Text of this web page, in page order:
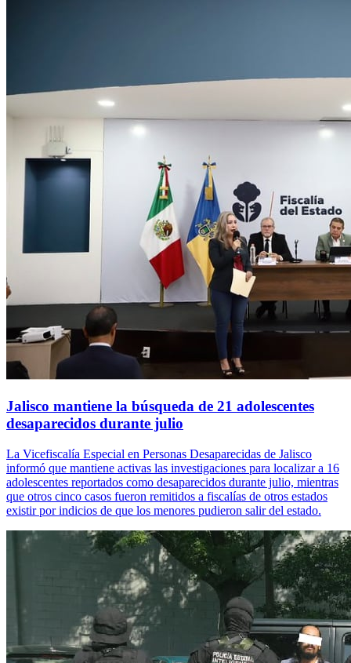
Jalisco mantiene la búsqueda de 21 adolescentes
desaparecidos durante julio
La Vicefiscalía Especial en Personas Desaparecidas de Jalisco
informó que mantiene activas las investigaciones para localizar a 16
adolescentes reportados como desaparecidos durante julio, mientras
que otros cinco casos fueron remitidos a fiscalías de otros estados
existir por indicios de que los menores pudieron salir del estado.